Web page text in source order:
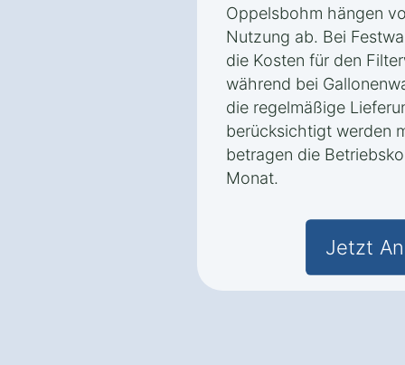
Oppelsbohm hängen
Nutzung ab. Bei
die Kosten für den
während bei
die regelmäßige
berücksichtigt werden
betragen die
Monat.
Jetzt